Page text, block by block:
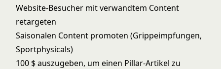
Website-Besucher mit verwandtem Content
retargeten
Saisonalen Content promoten (Grippeimpfungen,
Sportphysicals)
100 $ auszugeben, um einen Pillar-Artikel zu